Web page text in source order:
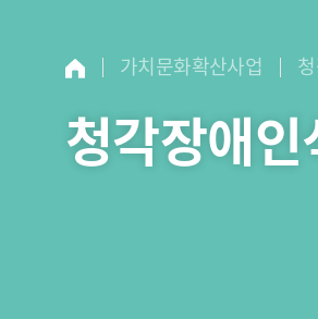
가치문화확산사업
청각장애인